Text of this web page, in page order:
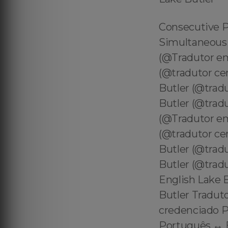
Consecutive Portuguese to English Interpreter in Lake Butler - Simultaneous Brazilian Interpreter in Lake Butler - Tradutor em Lake Butler (@Tradutor em Lake Butler ) Tradutor Certificado em Lake Butler (@tradutor certificado em Lake Butler ) Tradutor Juramentado em Lake Butler (@tradutor juramentado em Lake Butler ) Tradutor Oficial em Lake Butler (@tradutor oficial em Lake Butler ) Tradutor em Lake Butler (@Tradutor em Lake Butler ) Tradutor Certificado em Lake Butler (@tradutor certificado em Lake Butler ) Tradutor Juramentado em Lake Butler (@tradutor juramentado em Lake Butler ) Tradutor Oficial em Lake Butler (@tradutor oficial em Lake Butler ) Tradutor certificado Português ↔️ English Lake Butler Tradutor juramentado Português ↔️ English Lake Butler Tradutor oficial Português ↔️ English Lake Butler Tradutor credenciado Português ↔️ English Lake Butler Tradutor autorizado Português ↔️ English Lake Butler Tradutor reconhecido Português ↔️ English Lake Butler Tradutor aprovado Português ↔️ English Lake Butler Tradutor Juramentado e Certificado | Lake Butler Tradução Certificado e Juramnentado | Lake Butler Tradutor Certificado (Certified Translator em Lake Butler ) Tradutor Juramentado (Certified Translator em Lake Butler ) Tradutor Oficial (Official Translator em Lake Butler ) Immigration Certified Translator in Lake Butler Certified Immigration Translator in Lake Butler Certified Portuguese Translator in Lake Butler Portuguese Certified Translator in Lake Butler Brazilian Translator in Lake Butler Portuguese Translator in Lake Butler Brazilian Portuguese Translator in Lake Butler Certified Portuguese (Brazil) Translator in Lake Butler Certified Brazil (Portuguese) Translator in Lake Butler Immigration Official Translator in Lake Butler Official Immigration Translator in Lake Butler Official Portuguese Translator in Lake Butler Portuguese Official Translator in Lake Butler Official Brazilian Translator in Lake Butler Official Portuguese Translator in Lake Butler Official Brazilian Portuguese Translator in Lake Butler Official Portuguese (Brazil) Translator in Lake Butler n Official Brazil (Portuguese) Translator in Lake Butler Tradutor para USCIS em Lake Butler